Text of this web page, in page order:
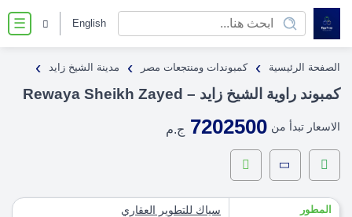
☰ English
الصفحة الرئيسية › كمبوندات ومنتجعات مصر › مدينة الشيخ زايد ›
كمبوند راوية الشيخ زايد – Rewaya Sheikh Zayed
الاسعار تبدأ من 7202500 ج.م
المطور سياك للتطوير العقاري